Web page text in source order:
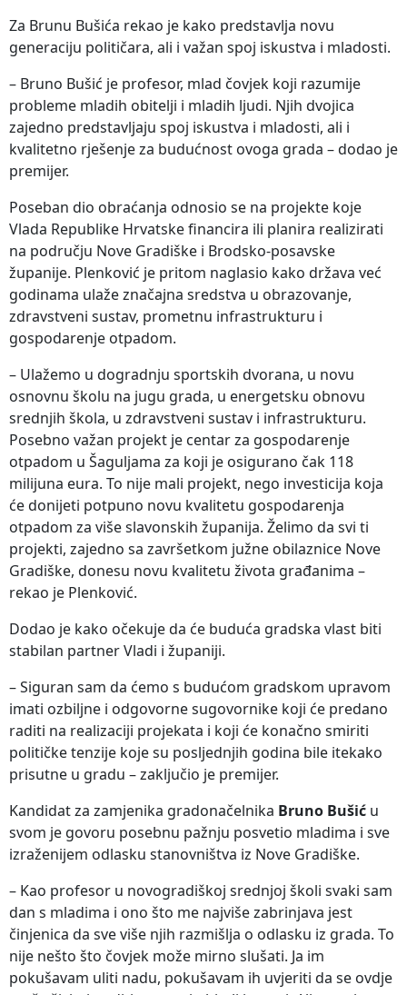
Za Brunu Bušića rekao je kako predstavlja novu
generaciju političara, ali i važan spoj iskustva i mladosti.
– Bruno Bušić je profesor, mlad čovjek koji razumije
probleme mladih obitelji i mladih ljudi. Njih dvojica
zajedno predstavljaju spoj iskustva i mladosti, ali i
kvalitetno rješenje za budućnost ovoga grada – dodao je
premijer.
Poseban dio obraćanja odnosio se na projekte koje
Vlada Republike Hrvatske financira ili planira realizirati
na području Nove Gradiške i Brodsko-posavske
županije. Plenković je pritom naglasio kako država već
godinama ulaže značajna sredstva u obrazovanje,
zdravstveni sustav, prometnu infrastrukturu i
gospodarenje otpadom.
– Ulažemo u dogradnju sportskih dvorana, u novu
osnovnu školu na jugu grada, u energetsku obnovu
srednjih škola, u zdravstveni sustav i infrastrukturu.
Posebno važan projekt je centar za gospodarenje
otpadom u Šaguljama za koji je osigurano čak 118
milijuna eura. To nije mali projekt, nego investicija koja
će donijeti potpuno novu kvalitetu gospodarenja
otpadom za više slavonskih županija. Želimo da svi ti
projekti, zajedno sa završetkom južne obilaznice Nove
Gradiške, donesu novu kvalitetu života građanima –
rekao je Plenković.
Dodao je kako očekuje da će buduća gradska vlast biti
stabilan partner Vladi i županiji.
– Siguran sam da ćemo s budućom gradskom upravom
imati ozbiljne i odgovorne sugovornike koji će predano
raditi na realizaciji projekata i koji će konačno smiriti
političke tenzije koje su posljednjih godina bile itekako
prisutne u gradu – zaključio je premijer.
Kandidat za zamjenika gradonačelnika Bruno Bušić u
svom je govoru posebnu pažnju posvetio mladima i sve
izraženijem odlasku stanovništva iz Nove Gradiške.
– Kao profesor u novogradiškoj srednjoj školi svaki sam
dan s mladima i ono što me najviše zabrinjava jest
činjenica da sve više njih razmišlja o odlasku iz grada. To
nije nešto što čovjek može mirno slušati. Ja im
pokušavam uliti nadu, pokušavam ih uvjeriti da se ovdje